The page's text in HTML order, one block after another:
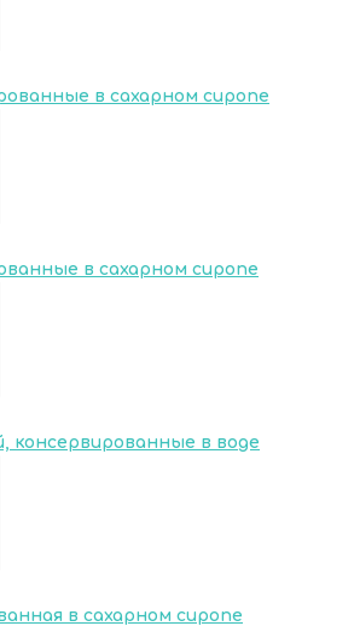
в сахарном сиропе
в сахарном сиропе
консервированные в воде
в сахарном сиропе